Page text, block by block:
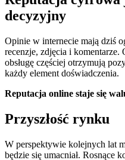
decyzyjny
Opinie w internecie mają dziś
recenzje, zdjęcia i
obsługę częściej otrzymują
każdy element doświadczenia.
Reputacja online staje się
Przyszłość rynku
W perspektywie kolejnych lat
będzie się umacniał. Rosnące